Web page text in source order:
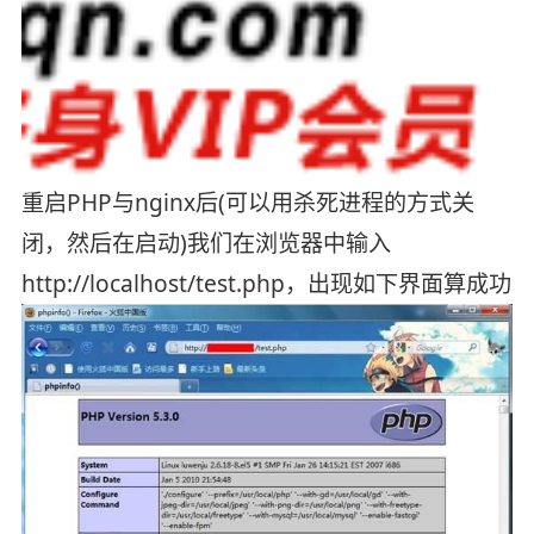
重启PHP与nginx后(可以用杀死进程的方式关
闭，然后在启动)我们在浏览器中输入
http://localhost/test.php，出现如下界面算成功